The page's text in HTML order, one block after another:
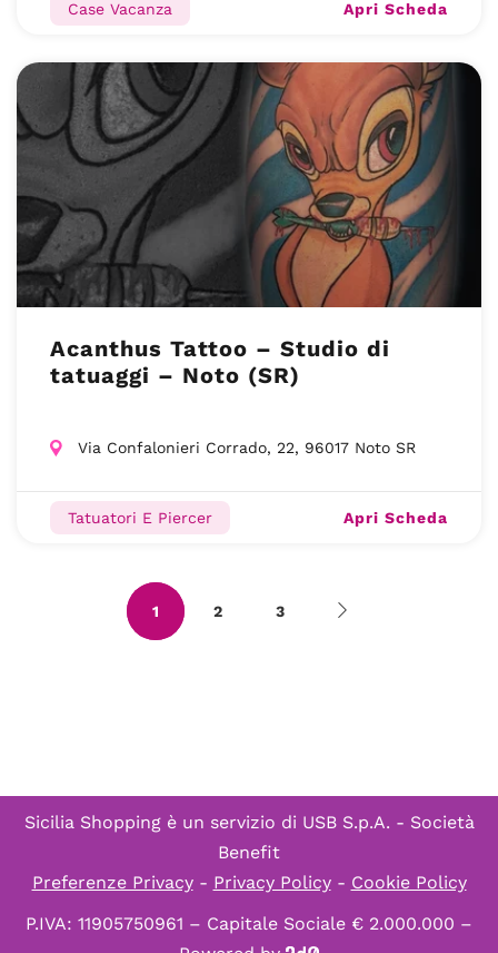
Case Vacanza Apri Scheda
Acanthus Tattoo – Studio di
tatuaggi – Noto (SR)
Via Confalonieri Corrado, 22, 96017 Noto SR
Tatuatori E Piercer Apri Scheda
1 2 3
Sicilia Shopping è un servizio di USB S.p.A. - Società
Benefit
Preferenze Privacy- Privacy Policy- Cookie Policy
P.IVA: 11905750961 – Capitale Sociale € 2.000.000 –